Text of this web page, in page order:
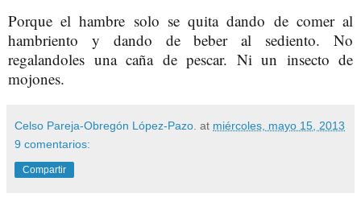
Porque el hambre solo se quita dando de comer al
hambriento y dando de beber al sediento. No
regalandoles una caña de pescar. Ni un insecto de
mojones.
Celso Pareja-Obregón López-Pazo. at miércoles, mayo 15, 2013
9 comentarios:
Compartir